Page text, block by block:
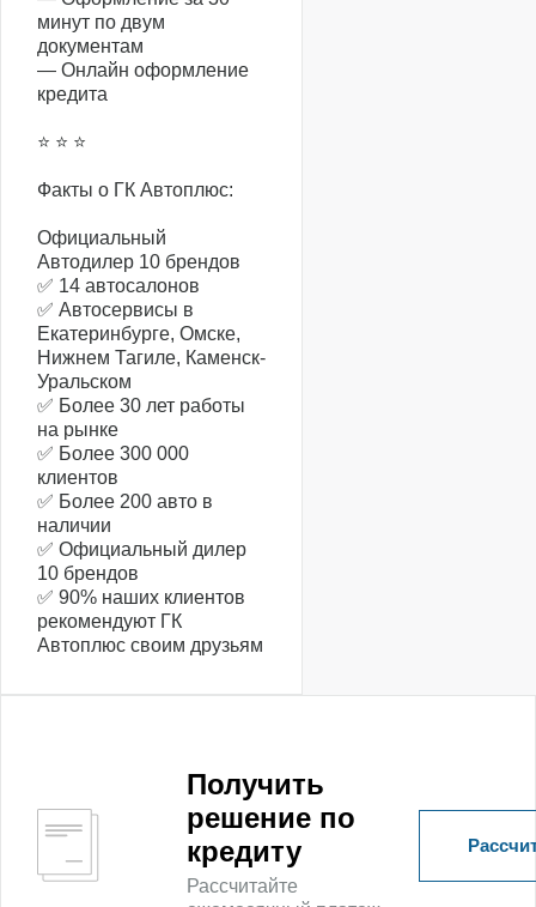
минут по двум
документам
— Онлайн оформление
кредита
⭐️ ⭐️ ⭐️
Факты о ГК Автоплюс:
Официальный
Автодилер 10 брендов
✅ 14 автосалонов
✅ Автосервисы в
Екатеринбурге, Омске,
Нижнем Тагиле, Каменск-
Уральском
✅ Более 30 лет работы
на рынке
✅ Более 300 000
клиентов
✅ Более 200 авто в
наличии
✅ Официальный дилер
10 брендов
✅ 90% наших клиентов
рекомендуют ГК
Автоплюс своим друзьям
Получить
решение по
кредиту
Рассчитайте